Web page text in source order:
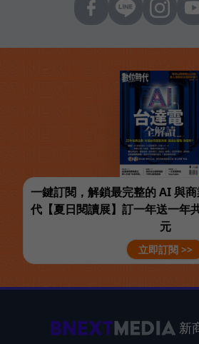
一鍵訂閱，解鎖最完整的 AI 與
代【夏日閱讀展】訂一年送一年
元
立即訂閱 >>
新